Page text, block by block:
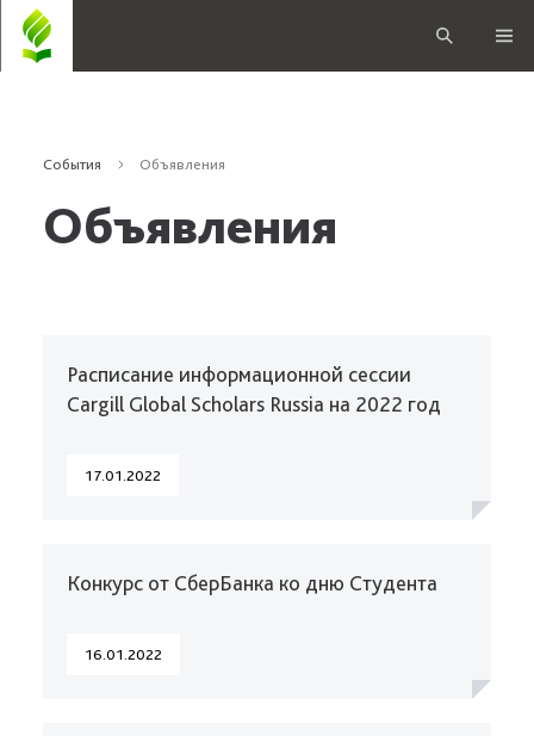
События Объявления
Объявления
Расписание информационной сессии
Cargill Global Scholars Russia на 2022 год
17.01.2022
Конкурс от СберБанка ко дню Студента
16.01.2022